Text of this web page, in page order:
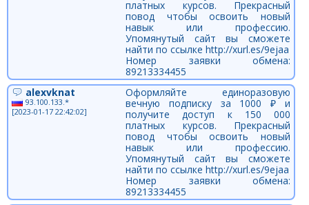
платных курсов. Прекрасный
повод чтобы освоить новый
навык или профессию.
Упомянутый сайт вы сможете
найти по ссылке http://xurl.es/9ejaa
Номер заявки обмена:
89213334455
alexvknat
93.100.133.*
[2023-01-17 22:42:02]
Оформляйте единоразовую
вечную подписку за 1000 ₽ и
получите доступ к 150 000
платных курсов. Прекрасный
повод чтобы освоить новый
навык или профессию.
Упомянутый сайт вы сможете
найти по ссылке http://xurl.es/9ejaa
Номер заявки обмена:
89213334455